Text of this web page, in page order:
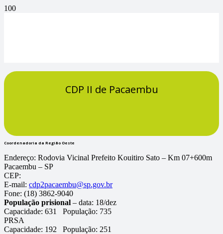
CDP II de Pacaembu
Coordenadoria da Região Oeste
Endereço: Rodovia Vicinal Prefeito Kouitiro Sato – Km 07+600m
Pacaembu – SP
CEP:
E-mail: cdp2pacaembu@sp.gov.br
Fone: (18) 3862-9040
População prisional – data: 18/dez
Capacidade: 631 População: 735
PRSA
Capacidade: 192 População: 251